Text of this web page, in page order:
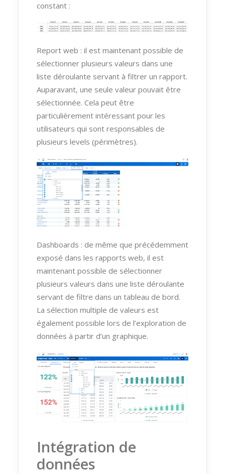
constant :
Report web : il est maintenant possible de
sélectionner plusieurs valeurs dans une
liste déroulante servant à filtrer un rapport.
Auparavant, une seule valeur pouvait être
sélectionnée. Cela peut être
particulièrement intéressant pour les
utilisateurs qui sont responsables de
plusieurs levels (périmètres).
Dashboards : de même que précédemment
exposé dans les rapports web, il est
maintenant possible de sélectionner
plusieurs valeurs dans une liste déroulante
servant de filtre dans un tableau de bord.
La sélection multiple de valeurs est
également possible lors de l’exploration de
données à partir d’un graphique.
Intégration de
données